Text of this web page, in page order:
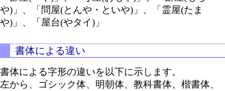
や)」、「問屋(とんや・といや)」、「霊屋(たま
や)」、「屋台(やタイ)」
書体による違い
書体による字形の違いを以下に示します。
左から、ゴシック体、明朝体、教科書体、楷書体、